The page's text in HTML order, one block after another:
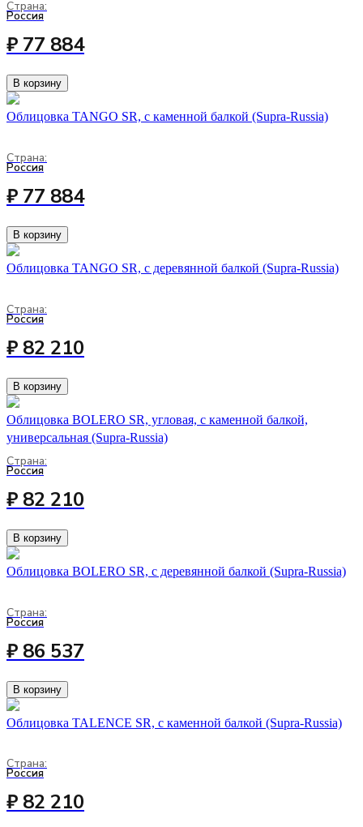
Страна:
Россия
₽ 77 884
В корзину
Облицовка TANGO SR, с каменной балкой (Supra-Russia)
Страна:
Россия
₽ 77 884
В корзину
Облицовка TANGO SR, с деревянной балкой (Supra-Russia)
Страна:
Россия
₽ 82 210
В корзину
Облицовка BOLERO SR, угловая, с каменной балкой,
универсальная (Supra-Russia)
Страна:
Россия
₽ 82 210
В корзину
Облицовка BOLERO SR, с деревянной балкой (Supra-Russia)
Страна:
Россия
₽ 86 537
В корзину
Облицовка TALENCE SR, с каменной балкой (Supra-Russia)
Страна:
Россия
₽ 82 210